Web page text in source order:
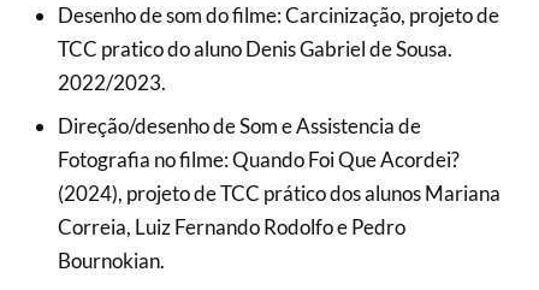
Desenho de som do filme: Carcinização, projeto de
TCC pratico do aluno Denis Gabriel de Sousa.
2022/2023.
Direção/desenho de Som e Assistencia de
Fotografia no filme: Quando Foi Que Acordei?
(2024), projeto de TCC prático dos alunos Mariana
Correia, Luiz Fernando Rodolfo e Pedro
Bournokian.